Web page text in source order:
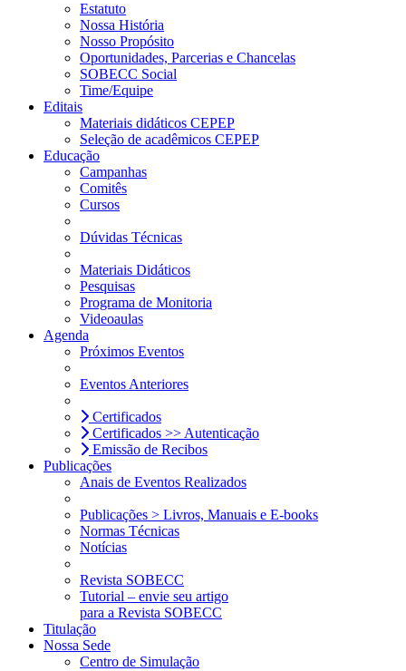
Estatuto
Nossa História
Nosso Propósito
Oportunidades, Parcerias e Chancelas
SOBECC Social
Time/Equipe
Editais
Materiais didáticos CEPEP
Seleção de acadêmicos CEPEP
Educação
Campanhas
Comitês
Cursos
Dúvidas Técnicas
Materiais Didáticos
Pesquisas
Programa de Monitoria
Videoaulas
Agenda
Próximos Eventos
Eventos Anteriores
Certificados
Certificados >> Autenticação
Emissão de Recibos
Publicações
Anais de Eventos Realizados
Publicações > Livros, Manuais e E-books
Normas Técnicas
Notícias
Revista SOBECC
Tutorial – envie seu artigo
para a Revista SOBECC
Titulação
Nossa Sede
Centro de Simulação